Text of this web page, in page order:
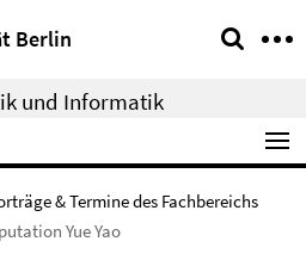
Berlin
und Informatik
& Termine des Fachbereichs
Yue Yao